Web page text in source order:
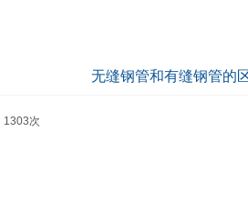
无缝钢管和有缝钢管的
1303次